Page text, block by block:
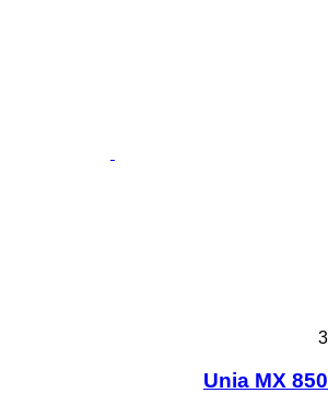
3
Unia MX 850